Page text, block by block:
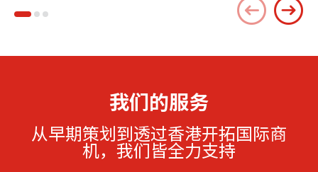
我们的服务
从早期策划到透过香港开拓国际商
机，我们皆全力支持